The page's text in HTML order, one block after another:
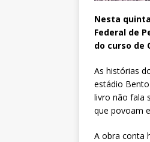
Nesta
Federal de
do curso de
As histórias
estádio
livro não fala
que povoam
A obra conta